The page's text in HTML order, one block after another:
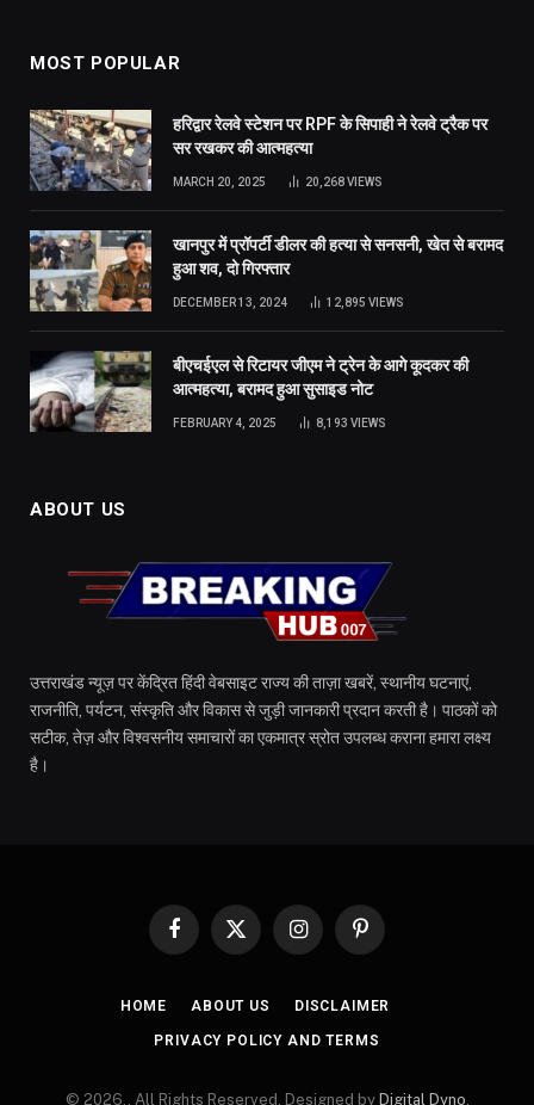
MOST POPULAR
हरिद्वार रेलवे स्टेशन पर RPF के सिपाही ने रेलवे ट्रैक पर
सर रखकर की आत्महत्या
MARCH 20, 2025 20,268VIEWS
खानपुर में प्रॉपर्टी डीलर की हत्या से सनसनी, खेत से बरामद
हुआ शव, दो गिरफ्तार
DECEMBER 13, 2024 12,895 VIEWS
बीएचईएल से रिटायर जीएम ने ट्रेन के आगे कूदकर की
आत्महत्या, बरामद हुआ सुसाइड नोट
FEBRUARY 4, 2025 8,193 VIEWS
ABOUT US
उत्तराखंड न्यूज़ पर केंद्रित हिंदी वेबसाइट राज्य की ताज़ा खबरें, स्थानीय घटनाएं,
राजनीति, पर्यटन, संस्कृति और विकास से जुड़ी जानकारी प्रदान करती है। पाठकों को
सटीक, तेज़ और विश्वसनीय समाचारों का एकमात्र स्रोत उपलब्ध कराना हमारा लक्ष्य
है।
Facebook
X
InstagramPinterest
HOME ABOUT US DISCLAIMER
PRIVACY POLICY AND TERMS
© 2026.. All Rights Reserved. Designed by Digital Dyno